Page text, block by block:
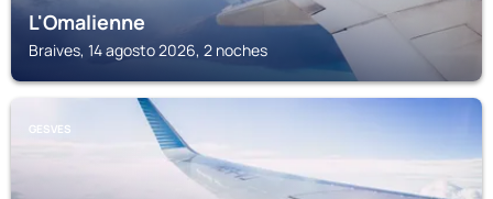
L'Omalienne
Braives, 14 agosto 2026, 2 noches
GESVES